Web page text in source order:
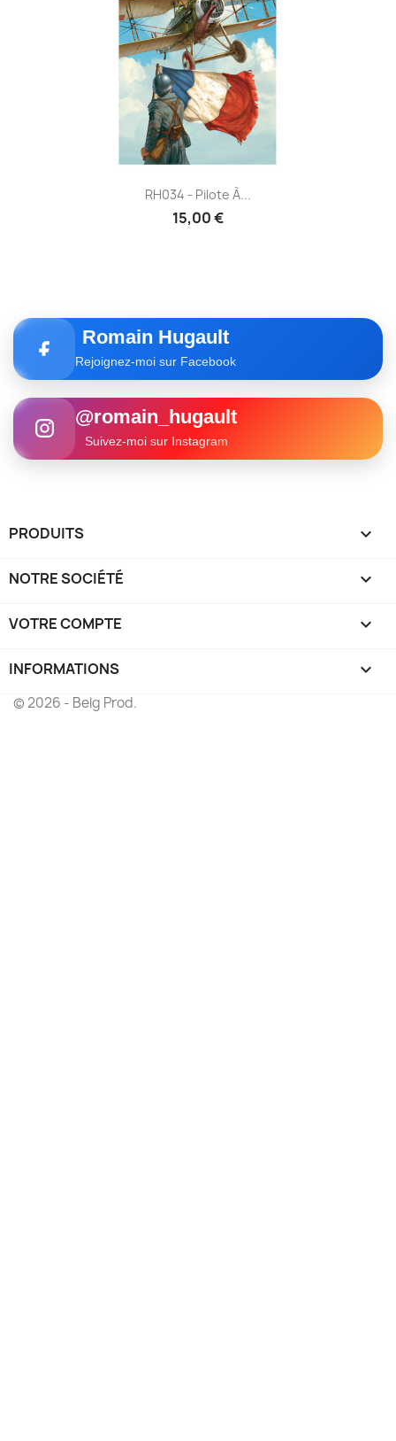
RH034 - Pilote À...
15,00 €
Romain Hugault
Rejoignez-moi sur Facebook
@romain_hugault
Suivez-moi sur Instagram
PRODUITS 
NOTRE SOCIÉTÉ 
VOTRE COMPTE 
INFORMATIONS keyboard_arrow_down
© 2026 - Belg Prod.